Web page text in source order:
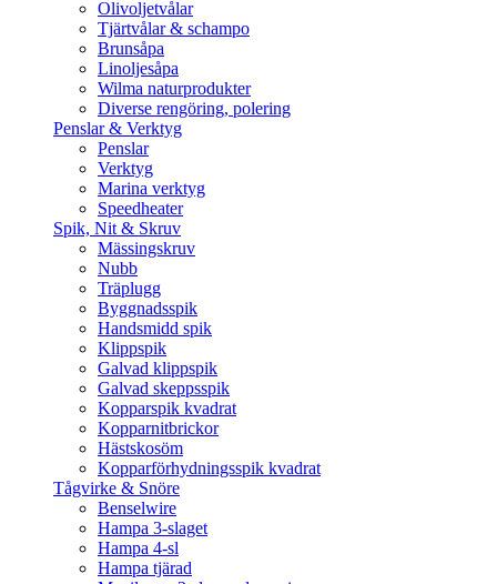
Olivoljetvålar
Tjärtvålar & schampo
Brunsåpa
Linoljesåpa
Wilma naturprodukter
Diverse rengöring, polering
Penslar & Verktyg
Penslar
Verktyg
Marina verktyg
Speedheater
Spik, Nit & Skruv
Mässingskruv
Nubb
Träplugg
Byggnadsspik
Handsmidd spik
Klippspik
Galvad klippspik
Galvad skeppsspik
Kopparspik kvadrat
Kopparnitbrickor
Hästskosöm
Kopparförhydningsspik kvadrat
Tågvirke & Snöre
Benselwire
Hampa 3-slaget
Hampa 4-sl
Hampa tjärad